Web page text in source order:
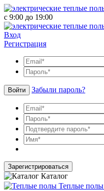
с 9:00 до 19:00
Вход
Регистрация
Войти Забыли пароль?
Зарегистрироваться
Каталог
Теплые полы